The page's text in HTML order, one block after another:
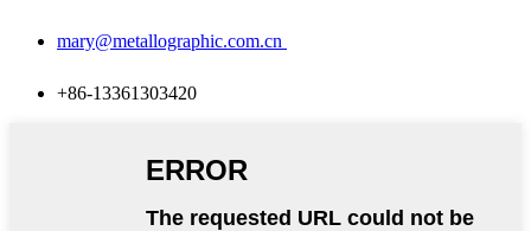
mary@metallographic.com.cn
+86-13361303420